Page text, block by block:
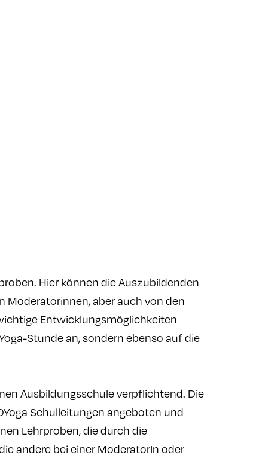
Hier können die Auszubildenden
Moderatorinnen, aber auch von den
Entwicklungsmöglichkeiten
Stunde an, sondern ebenso auf die
Ausbildungsschule verpflichtend. Die
Schulleitungen angeboten und
Lehrproben, die durch die
andere bei einer ModeratorIn oder